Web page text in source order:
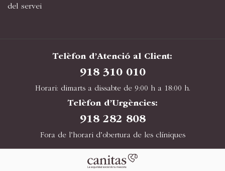
del servei
Telèfon d’Atenció al Client:
918 310 010
Horari: dimarts a dissabte de 9:00 h a 18:00 h.
Telèfon d’Urgències:
918 282 808
Fora de l’horari d’obertura de les clíniques
©2025 CANITAS